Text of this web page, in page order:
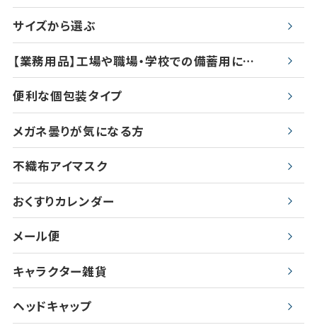
サイズから選ぶ
【業務用品】工場や職場・学校での備蓄用に…
便利な個包装タイプ
メガネ曇りが気になる方
不織布アイマスク
おくすりカレンダー
メール便
キャラクター雑貨
ヘッドキャップ